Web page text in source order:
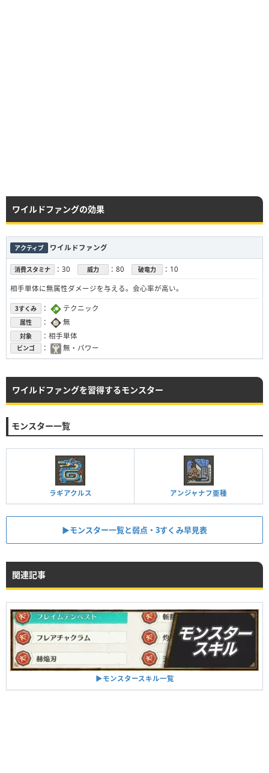
ワイルドファングの効果
アクティブ ワイルドファング
消費スタミナ ：30 威力 ：80 破竜力 ：10
相手単体に無属性ダメージを与える。会心率が高い。
3すくみ ： テクニック
属性 ： 無
対象 ：相手単体
ビンゴ ： 無・パワー
ワイルドファングを習得するモンスター
モンスター一覧
ラギアクルス アンジャナフ亜種
▶︎モンスター一覧と弱点・3すくみ早見表
関連記事
▶︎モンスタースキル一覧